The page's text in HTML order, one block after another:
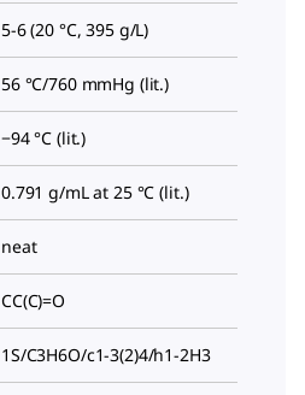
5-6 (20 °C, 395 g/L)
56 °C/760 mmHg (lit.)
−94 °C (lit.)
0.791 g/mL at 25 °C (lit.)
neat
CC(C)=O
1S/C3H6O/c1-3(2)4/h1-2H3